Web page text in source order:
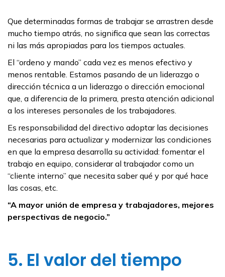
Que determinadas formas de trabajar se arrastren desde
mucho tiempo atrás, no significa que sean las correctas
ni las más apropiadas para los tiempos actuales.
El “ordeno y mando” cada vez es menos efectivo y
menos rentable. Estamos pasando de un liderazgo o
dirección técnica a un liderazgo o dirección emocional
que, a diferencia de la primera, presta atención adicional
a los intereses personales de los trabajadores.
Es responsabilidad del directivo adoptar las decisiones
necesarias para actualizar y modernizar las condiciones
en que la empresa desarrolla su actividad: fomentar el
trabajo en equipo, considerar al trabajador como un
“cliente interno” que necesita saber qué y por qué hace
las cosas, etc.
“A mayor unión de empresa y trabajadores, mejores
perspectivas de negocio.”
5. El valor del tiempo